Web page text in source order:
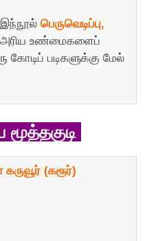
பெருவெடிப்பு,
அரிய உண்மைகளைப்
கோடிப் படிகளுக்கு மேல்
(கரூர்)